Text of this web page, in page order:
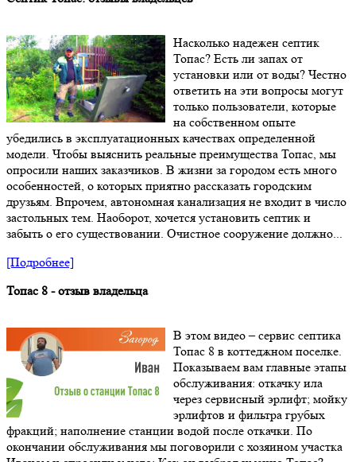
Насколько надежен септик
Топас? Есть ли запах от
установки или от воды? Честно
ответить на эти вопросы могут
только пользователи, которые
на собственном опыте
убедились в эксплуатационных качествах определенной
модели. Чтобы выяснить реальные преимущества Топас, мы
опросили наших заказчиков. В жизни за городом есть много
особенностей, о которых приятно рассказать городским
друзьям. Впрочем, автономная канализация не входит в число
застольных тем. Наоборот, хочется установить септик и
забыть о его существовании. Очистное сооружение должно...
[Подробнее]
Топас 8 - отзыв владельца
В этом видео – сервис септика
Топас 8 в коттеджном поселке.
Показываем вам главные этапы
обслуживания: откачку ила
через сервисный эрлифт; мойку
эрлифтов и фильтра грубых
фракций; наполнение станции водой после откачки. По
окончании обслуживания мы поговорили с хозяином участка